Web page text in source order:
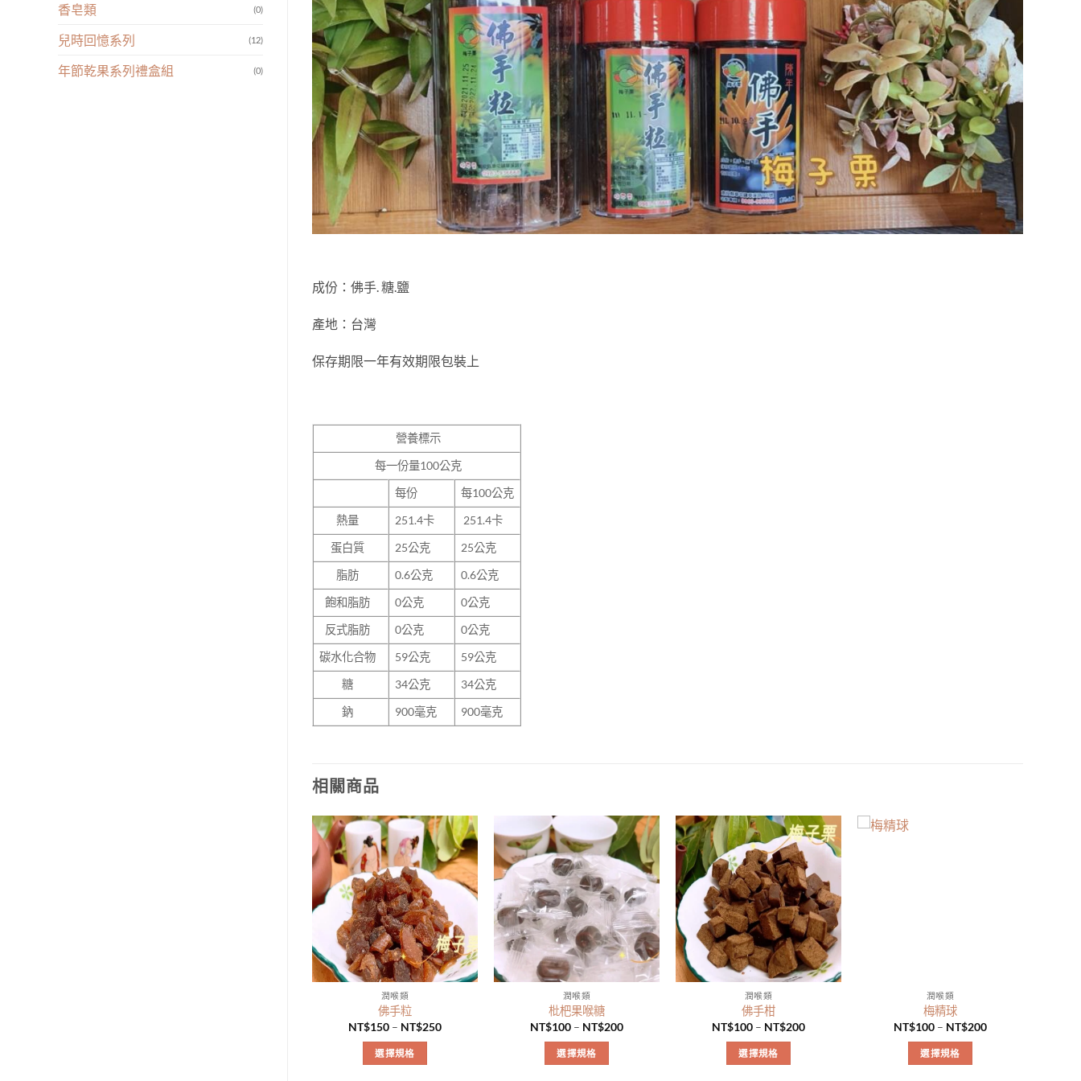
香皂類 (0)
兒時回憶系列 (12)
年節乾果系列禮盒組 (0)
成份：佛手. 糖.鹽
產地：台灣
保存期限一年有效期限包裝上
營養標示
每一份量100公克
每份
每100公克
熱量
251.4卡
251.4卡
蛋白質
25公克
25公克
脂肪
0.6公克
0.6公克
飽和脂肪
0公克
0公克
反式脂肪
0公克
0公克
碳水化合物
59公克
59公克
糖
34公克
34公克
鈉
900毫克 900毫克
相關商品
潤喉類
佛手粒
NT$150 – NT$250
選擇規格
潤喉類
枇杷果喉糖
NT$100 – NT$200
選擇規格
潤喉類
佛手柑
NT$100 – NT$200
選擇規格
潤喉類
梅精球
NT$100 – NT$200
選擇規格